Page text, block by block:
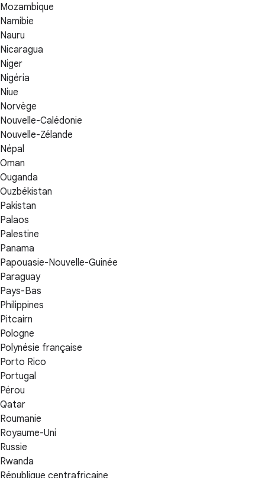
Mozambique
Namibie
Nauru
Nicaragua
Niger
Nigéria
Niue
Norvège
Nouvelle-Calédonie
Nouvelle-Zélande
Népal
Oman
Ouganda
Ouzbékistan
Pakistan
Palaos
Palestine
Panama
Papouasie-Nouvelle-Guinée
Paraguay
Pays-Bas
Philippines
Pitcairn
Pologne
Polynésie française
Porto Rico
Portugal
Pérou
Qatar
Roumanie
Royaume-Uni
Russie
Rwanda